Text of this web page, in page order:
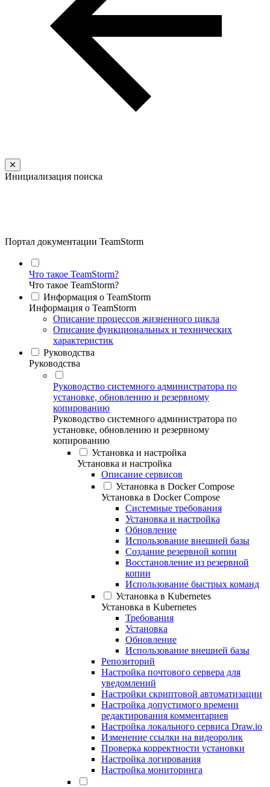
Инициализация поиска
Портал документации TeamStorm
Что такое TeamStorm?
Что такое TeamStorm?
Информация о TeamStorm
Информация о TeamStorm
Описание процессов жизненного цикла
Описание функциональных и технических
характеристик
Руководства
Руководства
Руководство системного администратора по
установке, обновлению и резервному
копированию
Руководство системного администратора по
установке, обновлению и резервному
копированию
Установка и настройка
Установка и настройка
Описание сервисов
Установка в Docker Compose
Установка в Docker Compose
Системные требования
Установка и настройка
Обновление
Использование внешней базы
Создание резервной копии
Восстановление из резервной
копии
Использование быстрых команд
Установка в Kubernetes
Установка в Kubernetes
Требования
Установка
Обновление
Использование внешней базы
Репозиторий
Настройка почтового сервера для
уведомлений
Настройки скриптовой автоматизации
Настройка допустимого времени
редактирования комментариев
Настройка локального сервиса Draw.io
Изменение ссылки на видеоролик
Проверка корректности установки
Настройка логирования
Настройка мониторинга